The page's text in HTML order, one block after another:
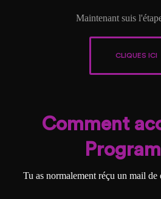
Maintenant suis
CLIQUES ICI
Comment
Tu as normalement réçu un mail